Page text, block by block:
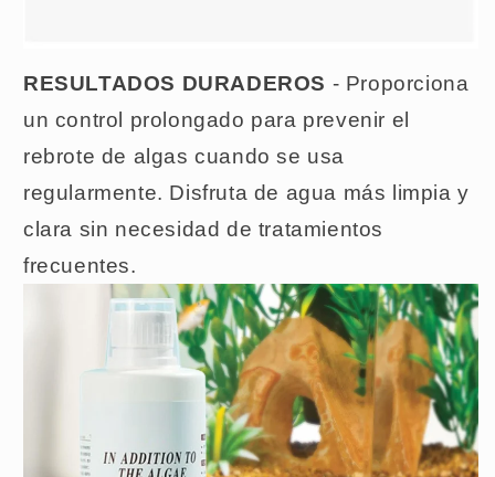
RESULTADOS DURADEROS - Proporciona
un control prolongado para prevenir el
rebrote de algas cuando se usa
regularmente. Disfruta de agua más limpia y
clara sin necesidad de tratamientos
frecuentes.